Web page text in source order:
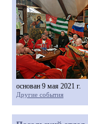
основан 9 мая 2021 г.
Другие события